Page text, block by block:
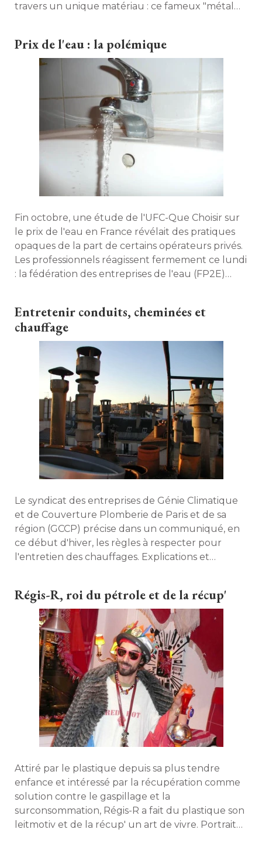
travers un unique matériau : ce fameux "métal
décembre, l'expo s'installe donc à la Triennale de
Milan.
Prix de l'eau : la polémique
Fin octobre, une étude de l'UFC-Que Choisir sur
le prix de l'eau en France révélait des pratiques
opaques de la part de certains opérateurs privés.
Les professionnels réagissent fermement ce lundi
: la fédération des entreprises de l'eau (FP2E)
Entretenir conduits, cheminées et
chauffage
Le syndicat des entreprises de Génie Climatique
et de Couverture Plomberie de Paris et de sa
région (GCCP) précise dans un communiqué, en
ce début d'hiver, les règles à respecter pour
l'entretien des chauffages. Explications et
Régis-R, roi du pétrole et de la récup'
Attiré par le plastique depuis sa plus tendre
enfance et intéressé par la récupération comme
solution contre le gaspillage et la
surconsommation, Régis-R a fait du plastique son
leitmotiv et de la récup' un art de vivre. Portrait